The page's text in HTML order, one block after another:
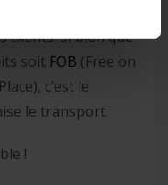
la partie
clients. Si bien que
soit FOB (Free on
c’est le
le transport.
!